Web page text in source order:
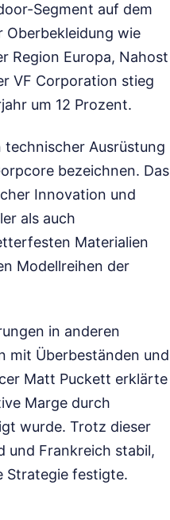
Segment auf dem
Oberbekleidung wie
Region Europa, Nahost
VF Corporation stieg
um 12 Prozent.
Ausrüstung
bezeichnen. Das
Innovation und
als auch
Materialien
Modellreihen der
in anderen
mit Überbeständen und
Matt Puckett erklärte
Marge durch
wurde. Trotz dieser
und Frankreich stabil,
Strategie festigte.